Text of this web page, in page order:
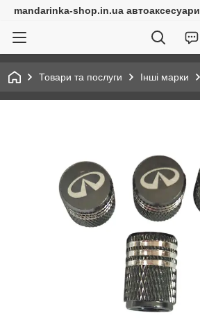
mandarinka-shop.in.ua автоаксесуари
Товари та послуги Інші марки